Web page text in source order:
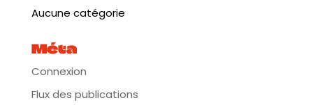
Aucune catégorie
Méta
Connexion
Flux des publications